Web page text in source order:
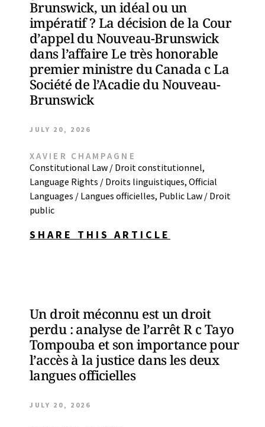
Brunswick, un idéal ou un
impératif ? La décision de la Cour
d’appel du Nouveau-Brunswick
dans l’affaire Le très honorable
premier ministre du Canada c La
Société de l’Acadie du Nouveau-
Brunswick
JULY 20, 2026
XAVIER CHAMPAGNE
Constitutional Law / Droit constitutionnel,
Language Rights / Droits linguistiques, Official
Languages / Langues officielles, Public Law / Droit
public
SHARE THIS ARTICLE
Un droit méconnu est un droit
perdu : analyse de l’arrêt R c Tayo
Tompouba et son importance pour
l’accès à la justice dans les deux
langues officielles
JULY 20, 2026